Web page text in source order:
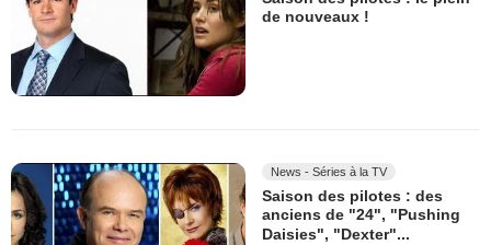
de nouveaux !
News - Séries à la TV
Saison des pilotes : des
anciens de "24", "Pushing
Daisies", "Dexter"...